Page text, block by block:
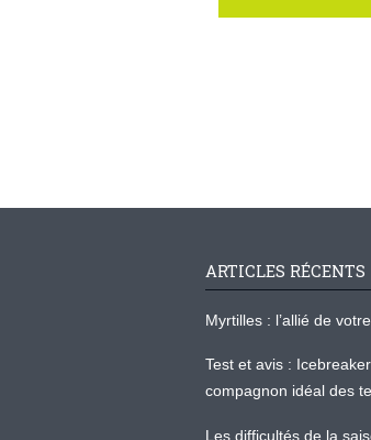
ARTICLES RÉCENTS
Myrtilles : l’allié de
Test et avis :
compagnon idéal des
Les difficultés de la